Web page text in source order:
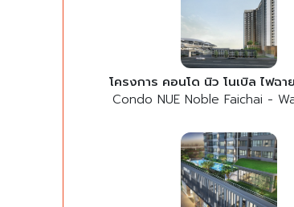
โครงการ คอนโด นิว โนเบิล ไฟฉ
Condo NUE Noble Faichai -